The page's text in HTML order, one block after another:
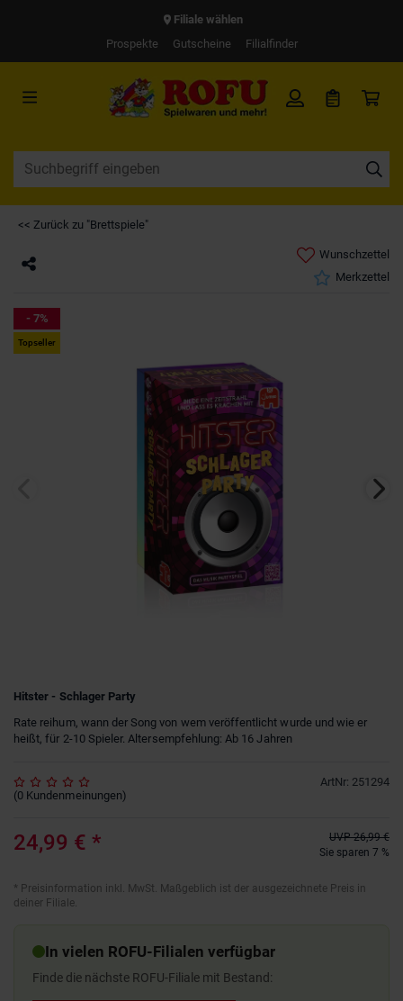
Filiale wählen
Prospekte
Gutscheine Filialfinder
<< Zurück zu "Brettspiele"
Wunschzettel
Merkzettel
- 7%
Topseller
Hitster - Schlager Party
Rate reihum, wann der Song von wem veröffentlicht wurde und wie er
heißt, für 2-10 Spieler. Altersempfehlung: Ab 16 Jahren
ArtNr: 251294
(0 Kundenmeinungen)
24,99 € * UVP 26,99 €
Sie sparen 7 %
* Preisinformation inkl. MwSt. Maßgeblich ist der ausgezeichnete Preis in
deiner Filiale.
In vielen ROFU-Filialen verfügbar
Finde die nächste ROFU-Filiale mit Bestand: